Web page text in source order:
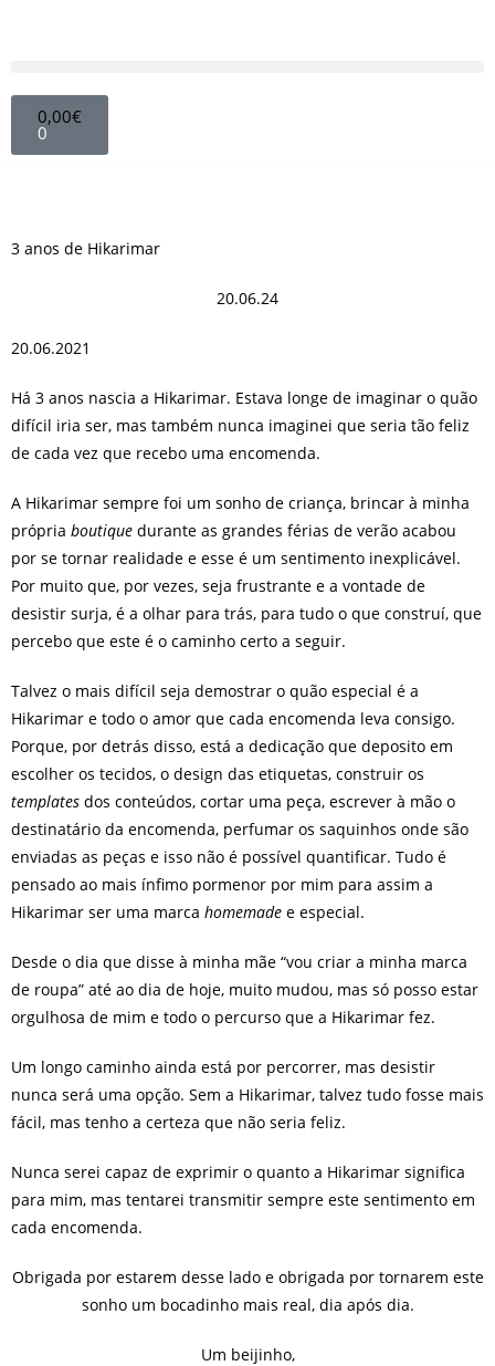
0,00€
0
3 anos de Hikarimar
20.06.24
20.06.2021
Há 3 anos nascia a Hikarimar. Estava longe de imaginar o quão
difícil iria ser, mas também nunca imaginei que seria tão feliz
de cada vez que recebo uma encomenda.
A Hikarimar sempre foi um sonho de criança, brincar à minha
própria boutique durante as grandes férias de verão acabou
por se tornar realidade e esse é um sentimento inexplicável.
Por muito que, por vezes, seja frustrante e a vontade de
desistir surja, é a olhar para trás, para tudo o que construí, que
percebo que este é o caminho certo a seguir.
Talvez o mais difícil seja demostrar o quão especial é a
Hikarimar e todo o amor que cada encomenda leva consigo.
Porque, por detrás disso, está a dedicação que deposito em
escolher os tecidos, o design das etiquetas, construir os
templates dos conteúdos, cortar uma peça, escrever à mão o
destinatário da encomenda, perfumar os saquinhos onde são
enviadas as peças e isso não é possível quantificar. Tudo é
pensado ao mais ínfimo pormenor por mim para assim a
Hikarimar ser uma marca homemade e especial.
Desde o dia que disse à minha mãe “vou criar a minha marca
de roupa” até ao dia de hoje, muito mudou, mas só posso estar
orgulhosa de mim e todo o percurso que a Hikarimar fez.
Um longo caminho ainda está por percorrer, mas desistir
nunca será uma opção. Sem a Hikarimar, talvez tudo fosse mais
fácil, mas tenho a certeza que não seria feliz.
Nunca serei capaz de exprimir o quanto a Hikarimar significa
para mim, mas tentarei transmitir sempre este sentimento em
cada encomenda.
Obrigada por estarem desse lado e obrigada por tornarem este
sonho um bocadinho mais real, dia após dia.
Um beijinho,